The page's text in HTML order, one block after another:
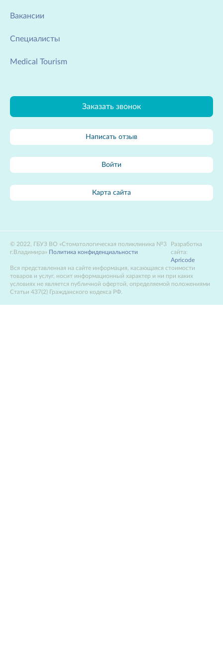
Вакансии
Специалисты
Medical Tourism
Заказать звонок
Написать отзыв
Войти
Карта сайта
2022, ГБУЗ ВО «Стоматологическая поликлиника №3
г.Владимира» Политика конфиденциальности
Разработка
сайта:
Apricode
Вся представленная на сайте информация, касающаяся стоимости
товаров и услуг, носит информационный характер и ни при каких
условиях не является публичной офертой, определяемой положениями
Статьи 437(2) Гражданского кодекса РФ.